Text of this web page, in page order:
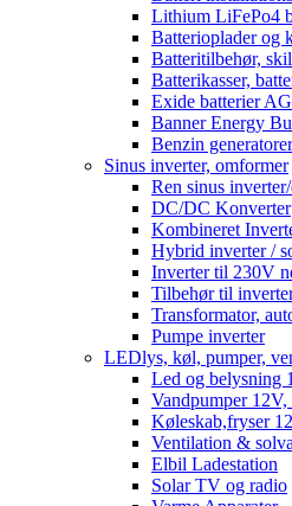
Lithium LiFePo4
Batterioplader og
Batteritilbehør,
Batterikasser,
Exide batterier
Banner Energy
Benzin generatorer
Sinus inverter, omformer
Ren sinus
DC/DC Konverter
Kombineret
Hybrid inverter /
Inverter til 230V
Tilbehør til
Transformator,
Pumpe inverter
LEDlys, køl, pumper,
Led og belysning
Vandpumper
Køleskab,fryser
Ventilation &
Elbil Ladestation
Solar TV og radio